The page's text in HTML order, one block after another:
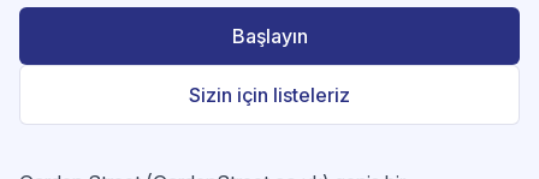
Başlayın
Sizin için listeleriz